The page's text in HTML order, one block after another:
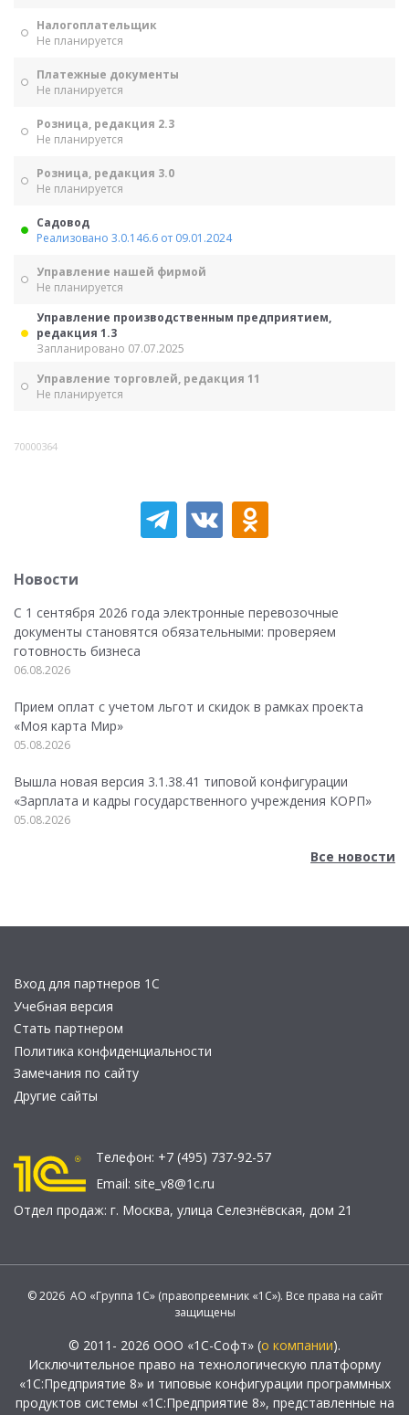
Налогоплательщик
Не планируется
Платежные документы
Не планируется
Розница, редакция 2.3
Не планируется
Розница, редакция 3.0
Не планируется
Садовод
Реализовано 3.0.146.6 от 09.01.2024
Управление нашей фирмой
Не планируется
Управление производственным предприятием,
редакция 1.3
Запланировано 07.07.2025
Управление торговлей, редакция 11
Не планируется
70000364
Новости
С 1 сентября 2026 года электронные перевозочные
документы становятся обязательными: проверяем
готовность бизнеса
06.08.2026
Прием оплат с учетом льгот и скидок в рамках проекта
«Моя карта Мир»
05.08.2026
Вышла новая версия 3.1.38.41 типовой конфигурации
«Зарплата и кадры государственного учреждения КОРП»
05.08.2026
Все новости
Вход для партнеров 1С
Учебная версия
Стать партнером
Политика конфиденциальности
Замечания по сайту
Другие сайты
Телефон: +7 (495) 737-92-57
Email: site_v8@1c.ru
Отдел продаж: г. Москва, улица Селезнёвская, дом 21
© 2026 АО «Группа 1С» (правопреемник «1С»). Все права на сайт
защищены
© 2011- 2026 ООО «1С-Софт» (о компании).
Исключительное право на технологическую платформу
«1С:Предприятие 8» и типовые конфигурации программных
продуктов системы «1С:Предприятие 8», представленные на